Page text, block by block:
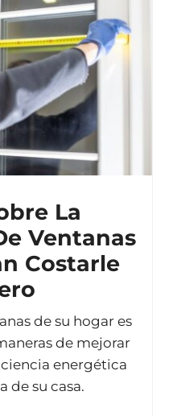
La
Ventanas
Costarle
de su hogar es
de mejorar
energética
de su casa.